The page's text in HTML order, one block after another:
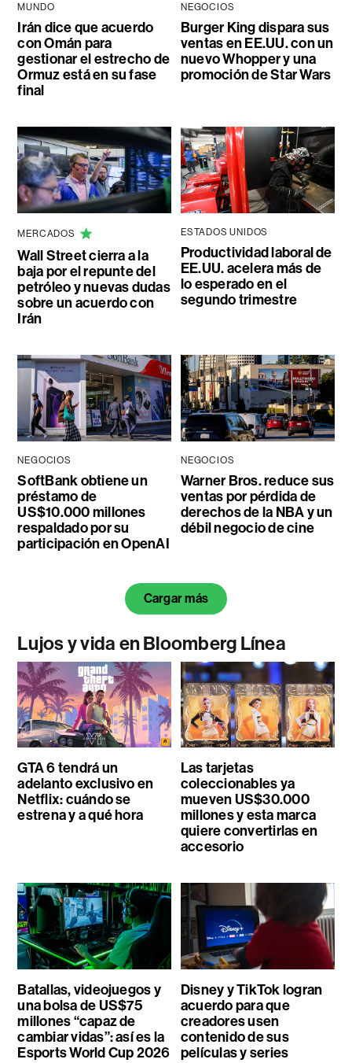
MUNDO
Irán dice que acuerdo
con Omán para
gestionar el estrecho de
Ormuz está en su fase
final
NEGOCIOS
Burger King dispara sus
ventas en EE.UU. con un
nuevo Whopper y una
promoción de Star Wars
MERCADOS
Wall Street cierra a la
baja por el repunte del
petróleo y nuevas dudas
sobre un acuerdo con
Irán
ESTADOS UNIDOS
Productividad laboral de
EE.UU. acelera más de
lo esperado en el
segundo trimestre
NEGOCIOS
SoftBank obtiene un
préstamo de
US$10.000 millones
respaldado por su
participación en OpenAI
NEGOCIOS
Warner Bros. reduce sus
ventas por pérdida de
derechos de la NBA y un
débil negocio de cine
Cargar más
Lujos y vida en Bloomberg Línea
GTA 6 tendrá un
adelanto exclusivo en
Netflix: cuándo se
estrena y a qué hora
Las tarjetas
coleccionables ya
mueven US$30.000
millones y esta marca
quiere convertirlas en
accesorio
Batallas, videojuegos y
una bolsa de US$75
millones “capaz de
cambiar vidas”: así es la
Esports World Cup 2026
Disney y TikTok logran
acuerdo para que
creadores usen
contenido de sus
películas y series